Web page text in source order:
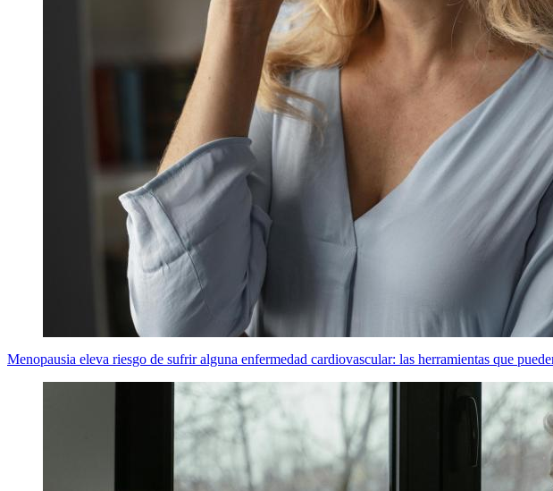
Menopausia eleva riesgo de sufrir alguna enfermedad cardiovascular: las herramientas que